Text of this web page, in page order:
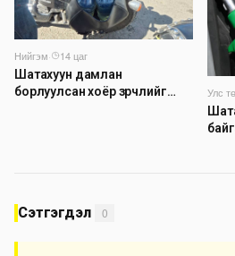
Нийгэм·
14 цаг
Шатахуун дамлан
борлуулсан хоёр зөрчлийг
Улс
Сэтгэгдэл 0